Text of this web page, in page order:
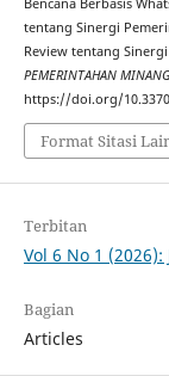
tentang Sinergi
Review tentang
PEMERINTAHAN
https://doi.org/
Format Sitasi
Terbitan
Vol 6 No 1
Bagian
Articles